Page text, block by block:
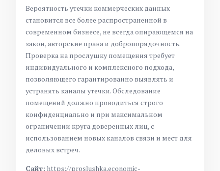
Вероятность утечки коммерческих данных
становится все более распространенной в
современном бизнесе, не всегда опирающемся на
закон, авторские права и добропорядочность.
Проверка на прослушку помещения требует
индивидуального и комплексного подхода,
позволяющего гарантированно выявлять и
устранять каналы утечки. Обследование
помещений должно проводиться строго
конфиденциально и при максимальном
ограничении круга доверенных лиц, с
использованием новых каналов связи и мест для
деловых встреч.
Сайт: https://proslushka.economic-